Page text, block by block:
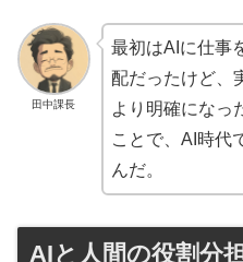
田中課長
最初はAIに仕事
配だったけど、
より明確になっ
ことで、AI時代
んだ。
AIと人間の役割分